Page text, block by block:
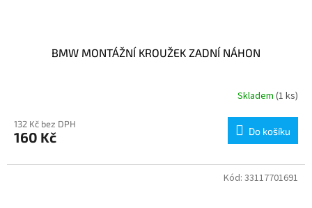
BMW MONTÁŽNÍ KROUŽEK ZADNÍ NÁHON
Skladem (1 ks)
132 Kč bez DPH
160 Kč Do košíku
Kód: 33117701691